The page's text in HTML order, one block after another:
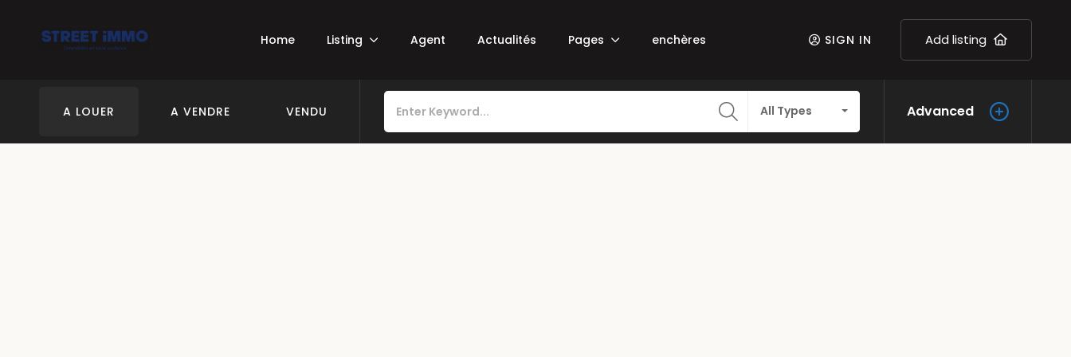
Home Listing Agent Actualités Pages enchères SIGN IN Add listing
A LOUER A VENDRE VENDU All Types Advanced